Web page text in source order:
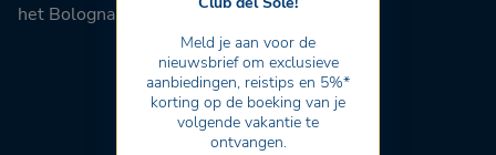
het Bologna Easy Camping Village!
Meld je aan voor de
nieuwsbrief om exclusieve
aanbiedingen, reistips en 5%*
korting op de boeking van je
volgende vakantie te
ontvangen.